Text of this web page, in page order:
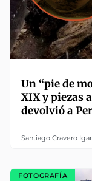
Un “pie de
XIX y piezas
devolvió a
Santiago Cravero
FOTOGRAFÍA